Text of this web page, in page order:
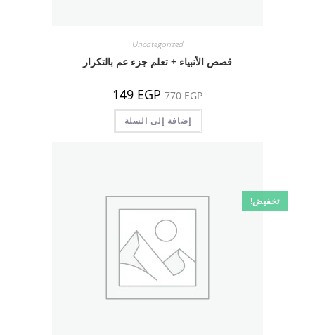
Uncategorized
قصص الأنبياء + تعلم جزء عم بالتكرار
770EGP السعر
الأصلي
هو:
770 EGP.
149 EGP
إضافة إلى السلة
تخفيض!